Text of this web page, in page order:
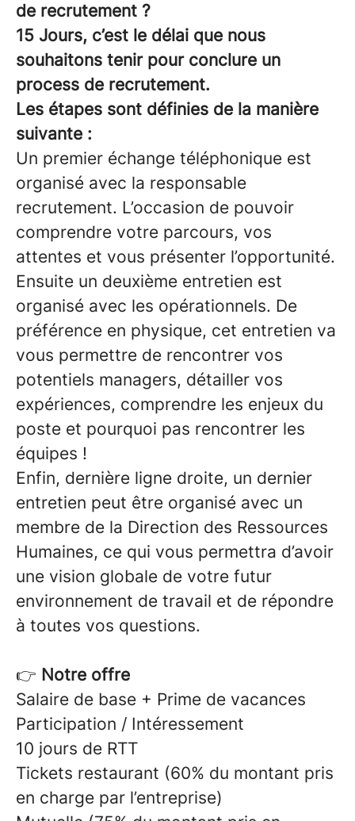
de recrutement ?
15 Jours, c’est le délai que nous
souhaitons tenir pour conclure un
process de recrutement.
Les étapes sont définies de la manière
suivante :
Un premier échange téléphonique est
organisé avec la responsable
recrutement. L’occasion de pouvoir
comprendre votre parcours, vos
attentes et vous présenter l’opportunité.
Ensuite un deuxième entretien est
organisé avec les opérationnels. De
préférence en physique, cet entretien va
vous permettre de rencontrer vos
potentiels managers, détailler vos
expériences, comprendre les enjeux du
poste et pourquoi pas rencontrer les
équipes !
Enfin, dernière ligne droite, un dernier
entretien peut être organisé avec un
membre de la Direction des Ressources
Humaines, ce qui vous permettra d’avoir
une vision globale de votre futur
environnement de travail et de répondre
à toutes vos questions.
👉 Notre offre
Salaire de base + Prime de vacances
Participation / Intéressement
10 jours de RTT
Tickets restaurant (60% du montant pris
en charge par l’entreprise)